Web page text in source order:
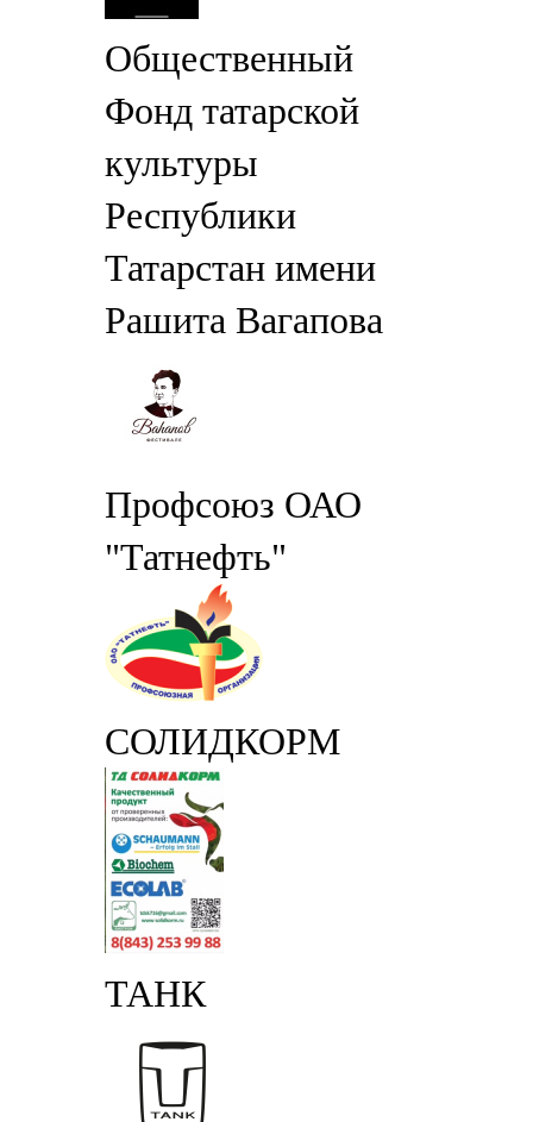
Общественный
Фонд татарской
культуры
Республики
Татарстан имени
Рашита Вагапова
Профсоюз ОАО
"Татнефть"
СОЛИДКОРМ
ТАНК